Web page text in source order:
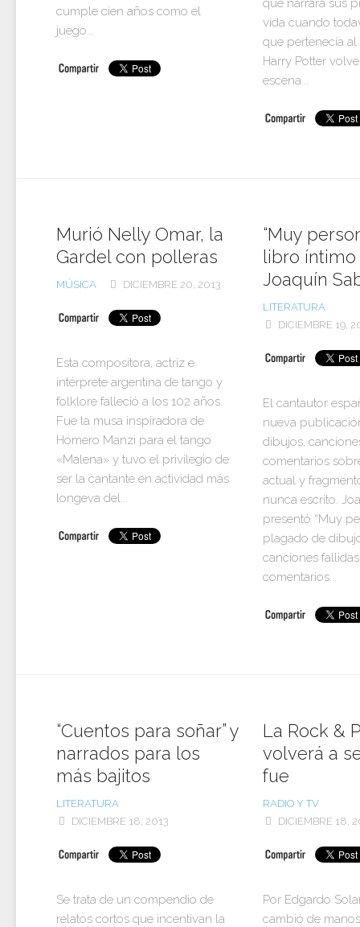
cumple cien años como el
juego...
que narrará sus
vida cuando
que pertenecía
Harry Potter
escena...
Murió Nelly Omar, la
Gardel con polleras
MÚSICA DICIEMBRE 20, 2013
Esta compositora, actriz e
intérprete argentina de tango y
folklore falleció a los 102 años.
Fue la musa inspiradora de
Homero Manzi para el tango
«Malena» y tuvo el privilegio de
ser la cantante en actividad más
longeva del...
“Muy
libro íntimo
Joaquín
LITERATURA
DICIEMBRE 19,
El cantautor
nueva
dibujos,
comentarios
actual y
nunca escrito.
presentó “Muy
plagado de
canciones
comentarios...
“Cuentos para soñar” y
narrados para los
más bajitos
LITERATURA
DICIEMBRE 18, 2013
Se trata de un compendio de
relatos cortos que incentivan la
La Rock &
volverá a
fue
RADIO Y TV
DICIEMBRE 18,
Por Edgardo
cambió de